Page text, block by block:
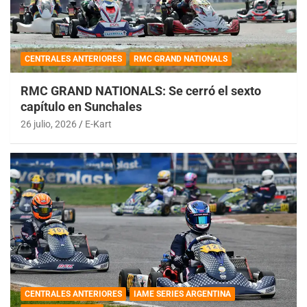
CENTRALES ANTERIORES RMC GRAND NATIONALS
RMC GRAND NATIONALS: Se cerró el sexto
capítulo en Sunchales
26 julio, 2026 E-Kart
CENTRALES ANTERIORES
IAME SERIES ARGENTINA